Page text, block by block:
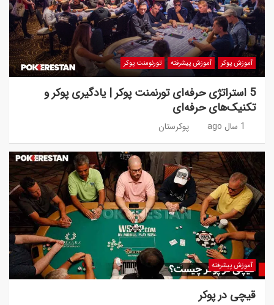
آموزش پوکر آموزش پیشرفته تورنومنت پوکر
5 استراتژی حرفه‌ای تورنمنت پوکر | یادگیری پوکر و
تکنیک‌های حرفه‌ای
1 سال ago پوکرستان
آموزش پیشرفته
قیچی در پوکر